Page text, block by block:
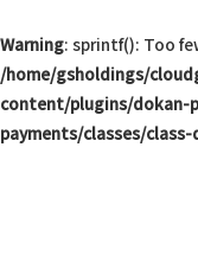
Warning: sprintf(): Too
/home/gsholdings/
content/plugins/dokan-
payments/classes/